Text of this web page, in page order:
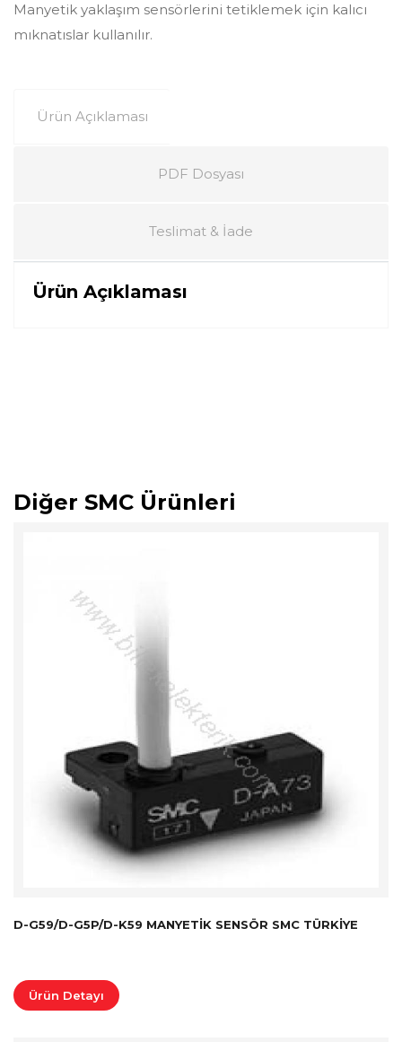
Manyetik yaklaşım sensörlerini tetiklemek için kalıcı
mıknatıslar kullanılır.
Ürün Açıklaması
PDF Dosyası
Teslimat & İade
Ürün Açıklaması
Diğer SMC Ürünleri
D-G59/D-G5P/D-K59 MANYETIK SENSÖR SMC TÜRKİYE
Ürün Detayı